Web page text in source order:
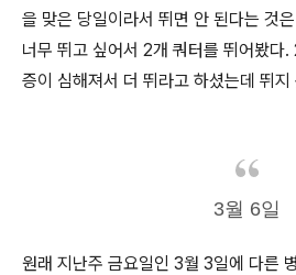
을 맞은 당일이라서 뛰면 안 된다는 것
너무 뛰고 싶어서 2개 쿼터를 뛰어봤다
증이 심해져서 더 뛰라고 하셨는데 뛰지
3월 6일
원래 지난주 금요일인 3월 3일에 다른